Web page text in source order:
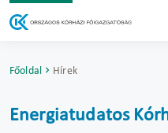
Főoldal Hírek
Energiatudatos